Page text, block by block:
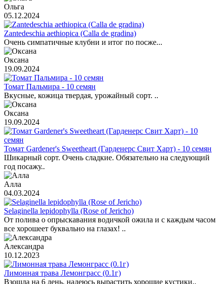
Ольга
05.12.2024
Zantedeschia aethiopica (Calla de gradina)
Очень симпатичные клубни и итог по посже...
Оксана
19.09.2024
Томат Пальмира - 10 семян
Вкусные, кожица твердая, урожайный сорт. ..
Оксана
19.09.2024
Томат Gardener's Sweetheart (Гарденерс Свит Харт) - 10 семян
Шикарный сорт. Очень сладкие. Обязательно на следующий
год посажу..
Алла
04.03.2024
Selaginella lepidophylla (Rose of Jericho)
От полива о опрыскавания водичкой ожила и с каждым часом
все хорошеет буквально на глазах! ..
Александра
10.12.2023
Лимонная трава Лемонграсс (0.1г)
Взошла на 6 день, надеюсь вырастить хорошие кустики..